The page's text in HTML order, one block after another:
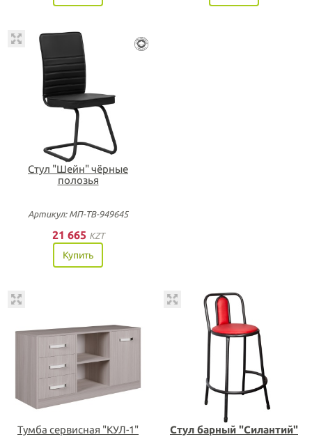
Стул "Шейн" чёрные
полозья
Артикул: МП-ТВ-949645
21 665 KZT
Купить
Тумба сервисная "КУЛ-1" Стул барный "Силантий"